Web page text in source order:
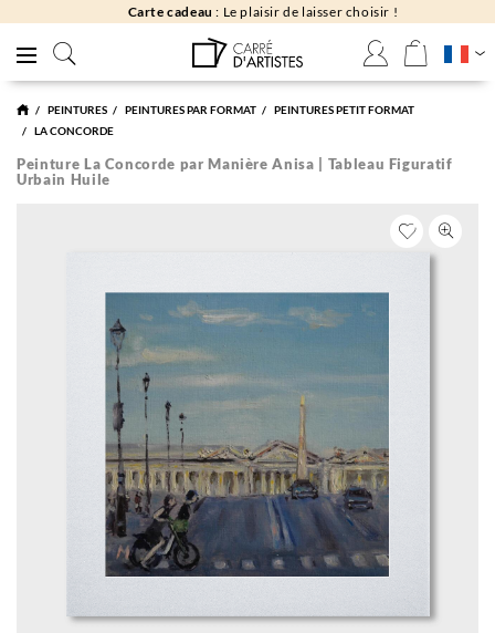
Carte cadeau: Le plaisir de laisser choisir !
PEINTURES PEINTURES PAR FORMAT
PEINTURES PETIT FORMAT
LA CONCORDE
Peinture La Concorde par Manière Anisa | Tableau Figuratif
Urbain Huile